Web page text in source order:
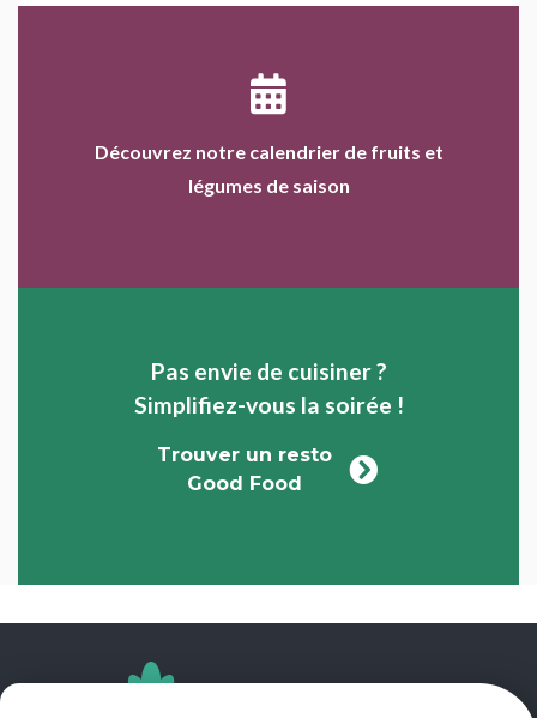
Découvrez notre calendrier de fruits et
légumes de saison
Pas envie de cuisiner ?
Simplifiez-vous la soirée !
Trouver un resto
Good Food